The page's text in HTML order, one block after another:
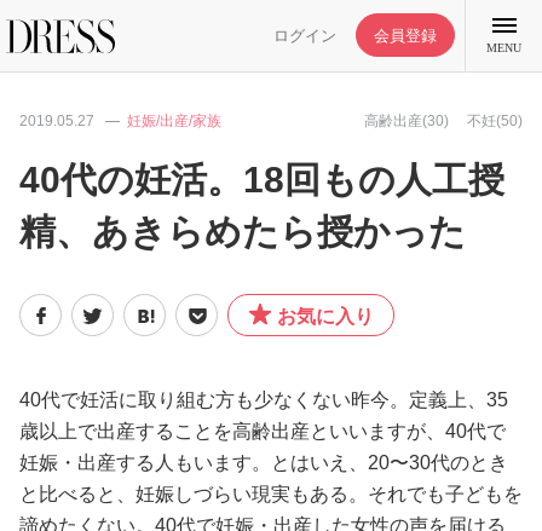
ログイン 会員登録
MENU
特集記事
DRESS部活
ファッション
恋愛/結婚/離婚
2019.05.27 妊娠/出産/家族 高齢出産(30) 不妊(50)
40代の妊活。18回もの人工授
精、あきらめたら授かった
お気に入り
40代で妊活に取り組む方も少なくない昨今。定義上、35
歳以上で出産することを高齢出産といいますが、40代で
妊娠・出産する人もいます。とはいえ、20〜30代のとき
と比べると、妊娠しづらい現実もある。それでも子どもを
諦めたくない。40代で妊娠・出産した女性の声を届ける